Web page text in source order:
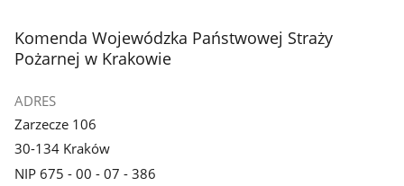
stopka
Komenda Wojewódzka Państwowej Straży
Pożarnej w Krakowie
ADRES
Zarzecze 106
30-134 Kraków
NIP 675 - 00 - 07 - 386